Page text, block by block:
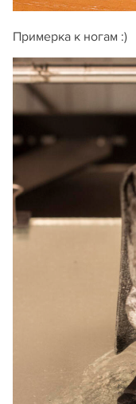
Примерка к ногам :)